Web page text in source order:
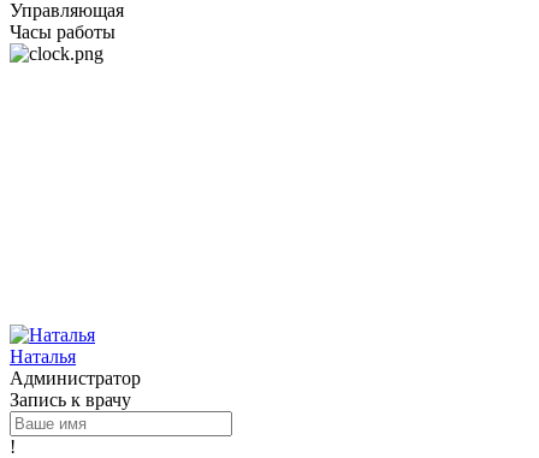
Управляющая
Часы работы
Наталья
Администратор
Запись к врачу
!